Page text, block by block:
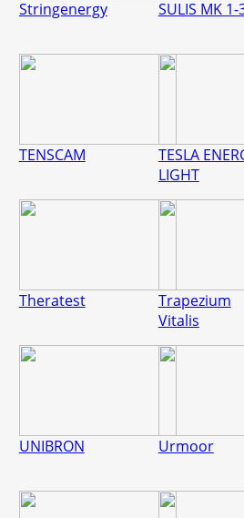
Stringenergy SULIS MK 1-
TENSCAM
TESLA
LIGHT
Theratest
Trapezium
Vitalis
UNIBRON Urmoor